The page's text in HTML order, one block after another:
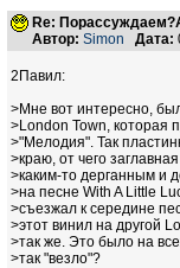
Re:
Автор: Simon Дата:
2Павил:
>Мне вот интересно,
>London Town, которая
>"Мелодия". Так
>краю, от чего
>каким-то дерганным и
>на песне With A Little
>съезжал к середине
>этот винил на другой
>так же. Это было на
>так "везло"?